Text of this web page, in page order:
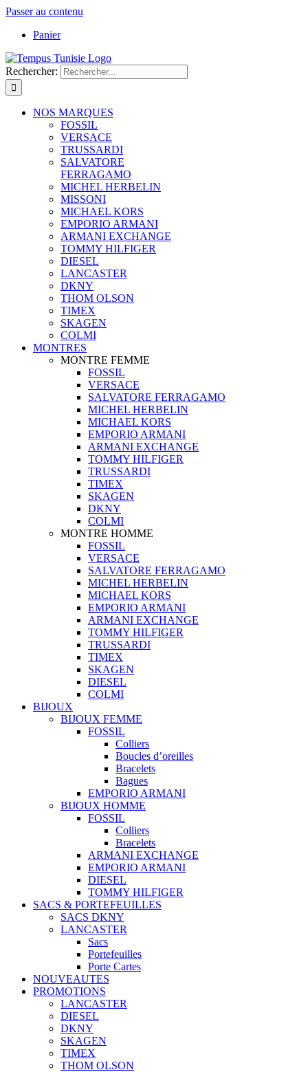
Passer au contenu
Panier
Rechercher:
NOS MARQUES
FOSSIL
VERSACE
TRUSSARDI
SALVATORE
FERRAGAMO
MICHEL HERBELIN
MISSONI
MICHAEL KORS
EMPORIO ARMANI
ARMANI EXCHANGE
TOMMY HILFIGER
DIESEL
LANCASTER
DKNY
THOM OLSON
TIMEX
SKAGEN
COLMI
MONTRES
MONTRE FEMME
FOSSIL
VERSACE
SALVATORE FERRAGAMO
MICHEL HERBELIN
MICHAEL KORS
EMPORIO ARMANI
ARMANI EXCHANGE
TOMMY HILFIGER
TRUSSARDI
TIMEX
SKAGEN
DKNY
COLMI
MONTRE HOMME
FOSSIL
VERSACE
SALVATORE FERRAGAMO
MICHEL HERBELIN
MICHAEL KORS
EMPORIO ARMANI
ARMANI EXCHANGE
TOMMY HILFIGER
TRUSSARDI
TIMEX
SKAGEN
DIESEL
COLMI
BIJOUX
BIJOUX FEMME
FOSSIL
Colliers
Boucles d’oreilles
Bracelets
Bagues
EMPORIO ARMANI
BIJOUX HOMME
FOSSIL
Colliers
Bracelets
ARMANI EXCHANGE
EMPORIO ARMANI
DIESEL
TOMMY HILFIGER
SACS & PORTEFEUILLES
SACS DKNY
LANCASTER
Sacs
Portefeuilles
Porte Cartes
NOUVEAUTES
PROMOTIONS
LANCASTER
DIESEL
DKNY
SKAGEN
TIMEX
THOM OLSON